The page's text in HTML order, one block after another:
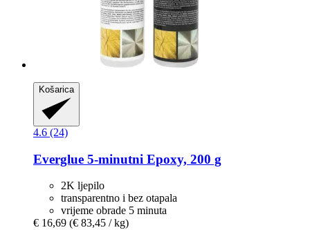
Košarica
4.6 (24)
Everglue 5-​minutni Epoxy, 200 g
2K ljepilo
transparentno i bez otapala
vrijeme obrade 5 minuta
€ 16,69 (€ 83,45 / kg)